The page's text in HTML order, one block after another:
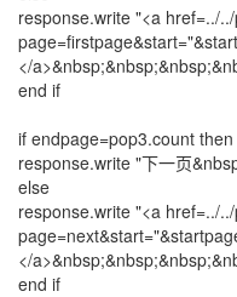
response.write "<a href=../
</
end if
if endpage=pop3.count then
response.write "下一页
else
response.write "<a href=../
</
end if